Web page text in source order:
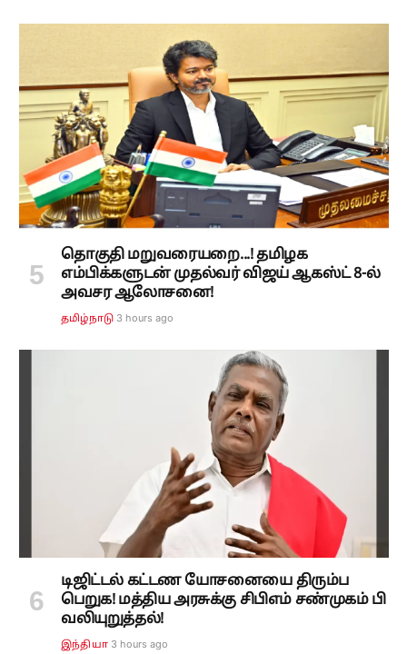
தொகுதி மறுவரையறை...! தமிழக
எம்பிக்களுடன் முதல்வர் விஜய் ஆகஸ்ட் 8-ல்
அவசர ஆலோசனை!
தமிழ்நாடு 3 hours ago
டிஜிட்டல் கட்டண யோசனையை திரும்ப
பெறுக! மத்திய அரசுக்கு சிபிஎம் சண்முகம் பி
வலியுறுத்தல்!
இந்தியா 3 hours ago